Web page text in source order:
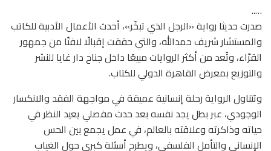
…..
صدرت حديثا رواية «الرجل الذي تبخّر»، أحدث الأعمال الأدبية للكاتب
والمستشار شريف حمدالله، والتي حققت إقبالًا لافتًا من جمهور
القرّاء، وتُعد من أكثر الروايات مبيعًا داخل جناح دار غايا للنشر
والتوزيع بمعرض القاهرة الدولي للكتاب.
وتتناول الرواية رحلة إنسانية عميقة في مواجهة الفقد والانكسار
الوجودي، عبر بطل يجد نفسه بعد حدث مفصلي يعيد النظر في
حياته وذاكرته وعلاقته بالعالم، في عمل يجمع بين الحس
الإنساني والتأمل الفلسفي، ويطرح أسئلة كبرى حول الغياب